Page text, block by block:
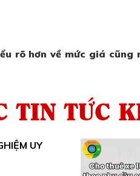
rõ hơn về mức giá
TIN TỨC
UY